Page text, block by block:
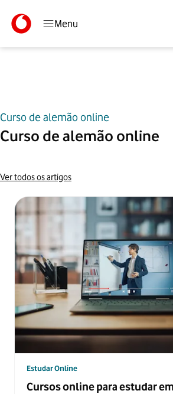
Menu
Curso de alemão online
Curso de alemão online
Artigos
Ver todos os artigos
Estudar Online
Cursos online para estudar